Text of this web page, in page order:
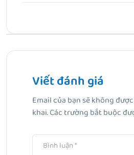
Cách dưỡng trắng nách: Cẩm
Giãn Mao Mạch Ở Mặt: Dấu
Viết đánh giá
Email của bạn sẽ không
khai.Các trường bắt buộc